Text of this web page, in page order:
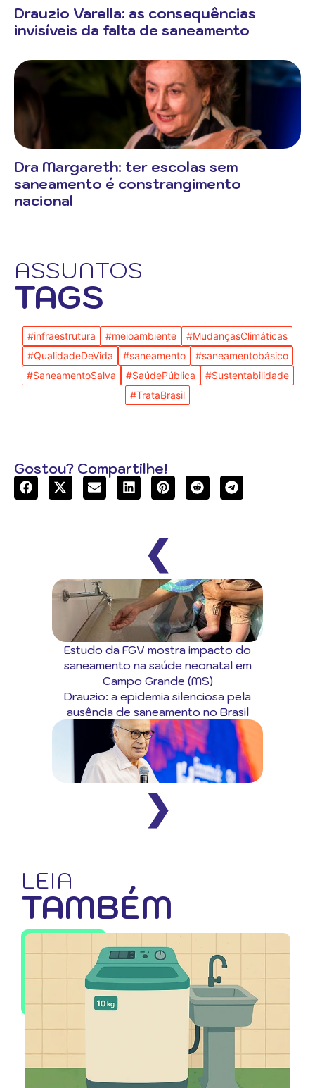
Drauzio Varella: as consequências
invisíveis da falta de saneamento
Dra Margareth: ter escolas sem
saneamento é constrangimento
nacional
ASSUNTOS
TAGS
#infraestrutura #meioambiente
#MudançasClimáticas
#QualidadeDeVida
#saneamento
#saneamentobásico
#SaneamentoSalva
#SaúdePública
#Sustentabilidade
#TrataBrasil
Gostou? Compartilhe!
❮
Estudo da FGV mostra impacto do
saneamento na saúde neonatal em
Campo Grande (MS)
Drauzio: a epidemia silenciosa pela
ausência de saneamento no Brasil
❯
LEIA
TAMBÉM